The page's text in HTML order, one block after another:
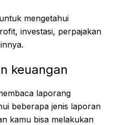
mengetahui
investasi, perpajakan
keuangan
laporang
beberapa jenis laporan
kamu bisa melakukan